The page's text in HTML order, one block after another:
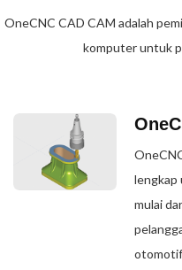
OneCNC CAD CAM adalah
komputer untuk
lengkap
mulai